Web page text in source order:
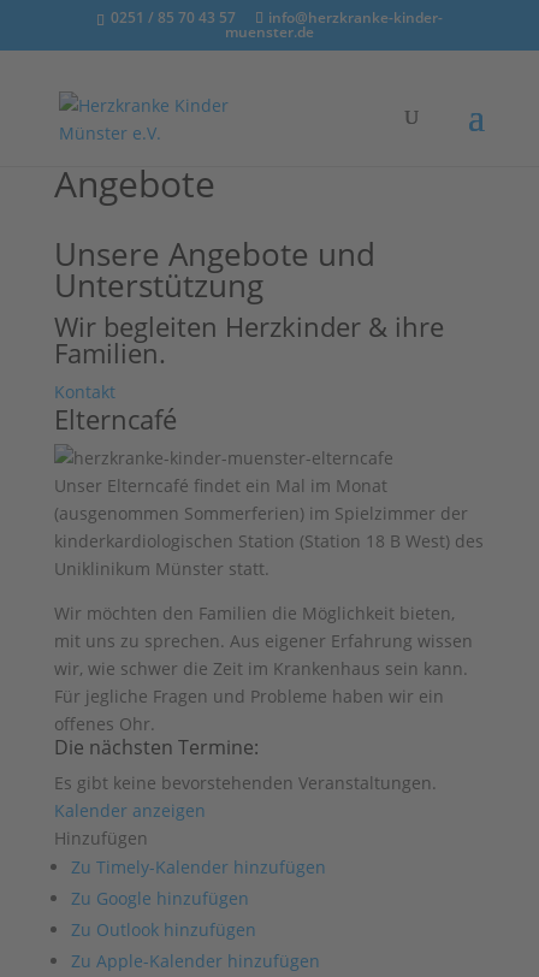
0251 / 85 70 43 57 info@herzkranke-kinder-
muenster.de
Angebote
Unsere Angebote und
Unterstützung
Wir begleiten Herzkinder & ihre
Familien.
Kontakt
Elterncafé
Unser Elterncafé findet ein Mal im Monat
(ausgenommen Sommerferien) im Spielzimmer der
kinderkardiologischen Station (Station 18 B West) des
Uniklinikum Münster statt.
Wir möchten den Familien die Möglichkeit bieten,
mit uns zu sprechen. Aus eigener Erfahrung wissen
wir, wie schwer die Zeit im Krankenhaus sein kann.
Für jegliche Fragen und Probleme haben wir ein
offenes Ohr.
Die nächsten Termine:
Es gibt keine bevorstehenden Veranstaltungen.
Kalender anzeigen
Hinzufügen
Zu Timely-Kalender hinzufügen
Zu Google hinzufügen
Zu Outlook hinzufügen
Zu Apple-Kalender hinzufügen